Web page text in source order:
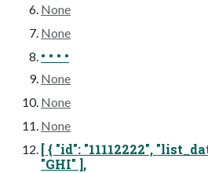
None
None
• • • •
None
None
None
[ { "id": "11112222",
"GHI" ],